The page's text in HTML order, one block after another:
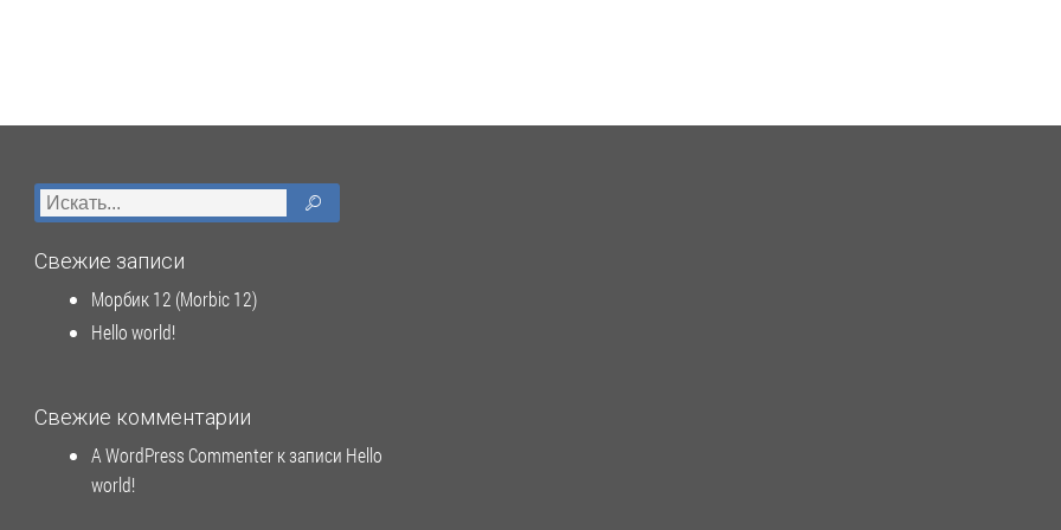
Свежие записи
Морбик 12 (Morbic 12)
Hello world!
Свежие комментарии
A WordPress Commenterк записи Hello
world!